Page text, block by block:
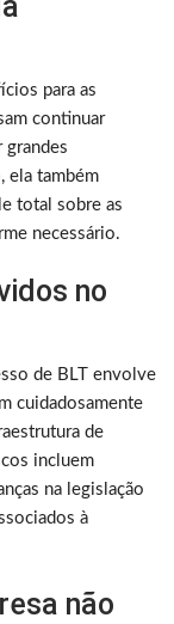
para as
continuar
grandes
ela também
total sobre as
necessário.
no
de BLT envolve
cuidadosamente
de
incluem
na legislação
à
não